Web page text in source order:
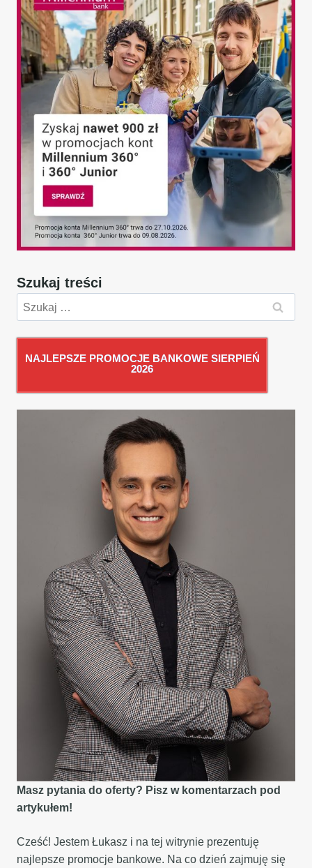
Szukaj treści
Szukaj:
NAJLEPSZE PROMOCJE BANKOWE SIERPIEŃ
2026
Masz pytania do oferty? Pisz w komentarzach pod
artykułem!
Cześć! Jestem Łukasz i na tej witrynie prezentuję
najlepsze promocje bankowe. Na co dzień zajmuję się